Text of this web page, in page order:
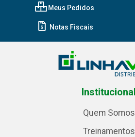
Meus Pedidos
Notas Fiscais
Institucional
Quem Somos
Treinamentos